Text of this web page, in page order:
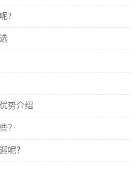
?
势介绍
？
呢？